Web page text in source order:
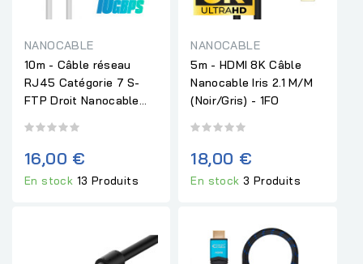
NANOCABLE
10m - Câble réseau
RJ45 Catégorie 7 S-
FTP Droit Nanocable...
16,00 €
En stock 13 Produits
NANOCABLE
5m - HDMI 8K Câble
Nanocable Iris 2.1 M/M
(Noir/Gris) - 1FO
18,00 €
En stock3 Produits